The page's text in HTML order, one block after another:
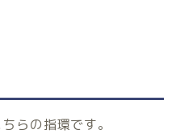
らの指環です。